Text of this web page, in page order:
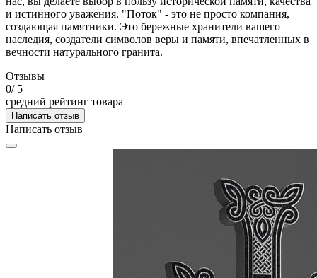
и истинного уважения. "Поток" - это не просто компания,
создающая памятники. Это бережные хранители вашего
наследия, создатели символов веры и памяти, впечатленных в
вечности натурального гранита.
Отзывы
0/ 5
средний рейтинг товара
Написать отзыв
Написать отзыв